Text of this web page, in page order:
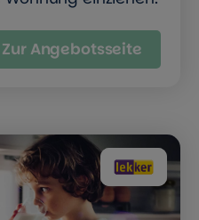
Zur Angebotsseite